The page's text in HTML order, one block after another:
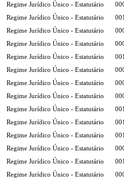
Regime Jurídico Único - Estatutário
Regime Jurídico Único - Estatutário
Regime Jurídico Único - Estatutário
Regime Jurídico Único - Estatutário
Regime Jurídico Único - Estatutário
Regime Jurídico Único - Estatutário
Regime Jurídico Único - Estatutário
Regime Jurídico Único - Estatutário
Regime Jurídico Único - Estatutário
Regime Jurídico Único - Estatutário
Regime Jurídico Único - Estatutário
Regime Jurídico Único - Estatutário
Regime Jurídico Único - Estatutário
Regime Jurídico Único - Estatutário